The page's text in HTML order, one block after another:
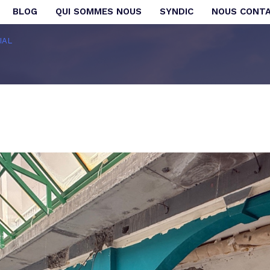
BLOG QUI SOMMES NOUS SYNDIC NOUS
Voir les1annonces